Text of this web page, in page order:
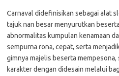
Carnaval didefinisikan sebagai alat
tajuk nan besar menyurutkan
abnormalitas kumpulan kenamaan
sempurna rona, cepat, serta
gimnya majelis beserta
karakter dengan didesain melalui